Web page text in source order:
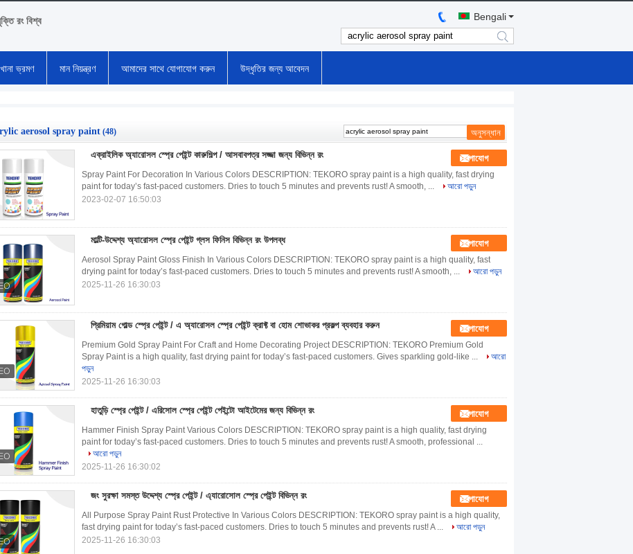
রং বিশ্ব Bengali
search
ভ্রমণ মান নিয়ন্ত্রণ আমাদের সাথে যোগাযোগ করুন উদ্ধৃতির জন্য আবেদন
aerosol spray paint (48)
এক্রাইলিক অ্যারোসল স্প্রে পেইন্ট কারুশিল্প / আসবাবপত্র সজ্জা জন্য বিভিন্ন রং যোগাযোগ
Spray Paint For Decoration In Various Colors DESCRIPTION: TEKORO spray paint is a high quality, fast drying
paint for today’s fast-paced customers. Dries to touch 5 minutes and prevents rust! A smooth, ...
আরো পড়ুন
2023-02-07 16:50:03
মাল্টি-উদ্দেশ্য অ্যারোসল স্প্রে পেইন্ট গ্লস ফিনিস বিভিন্ন রং উপলব্ধ যোগাযোগ
Aerosol Spray Paint Gloss Finish In Various Colors DESCRIPTION: TEKORO spray paint is a high quality, fast
drying paint for today’s fast-paced customers. Dries to touch 5 minutes and prevents rust! A smooth, ...
আরো পড়ুন
2025-11-26 16:30:03
প্রিমিয়াম গোল্ড স্প্রে পেইন্ট / এ অ্যারোসল স্প্রে পেইন্ট ক্রাফ্ট বা হোম শোভাকর প্রকল্প ব্যবহার করুন যোগাযোগ
Premium Gold Spray Paint For Craft and Home Decorating Project DESCRIPTION: TEKORO Premium Gold
Spray Paint is a high quality, fast drying paint for today’s fast-paced customers. Gives sparkling gold-like ...
আরো
পড়ুন
2025-11-26 16:30:03
হাতুড়ি স্প্রে পেইন্ট / এরিসোল স্প্রে পেইন্ট পেইন্টো আইটেমের জন্য বিভিন্ন রং যোগাযোগ
Hammer Finish Spray Paint Various Colors DESCRIPTION: TEKORO spray paint is a high quality, fast drying
paint for today’s fast-paced customers. Dries to touch 5 minutes and prevents rust! A smooth, professional ...
আরো পড়ুন
2025-11-26 16:30:02
জং সুরক্ষা সমস্ত উদ্দেশ্য স্প্রে পেইন্ট / এ্যারোসোল স্প্রে পেইন্ট বিভিন্ন রং যোগাযোগ
All Purpose Spray Paint Rust Protective In Various Colors DESCRIPTION: TEKORO spray paint is a high quality,
fast drying paint for today’s fast-paced customers. Dries to touch 5 minutes and prevents rust! A ...
আরো পড়ুন
2025-11-26 16:30:03